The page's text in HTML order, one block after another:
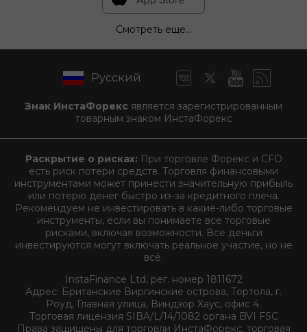
Смотреть еще...
Русский
Знак ИнстаФорекс является зарегистрированным
товарным знаком ИнстаФорекс
Раскрытие о рисках: При торговле Форекс и CFD
есть риск потери средств. Торговля финансовыми
инструментами может принести значительную прибыль
или потерю денег быстро из-за кредитного плеча.
Рекомендуем не инвестировать в какие-либо торговые
инструменты, если вы понимаете все торговые
рисками, включая возможности. Все деньги
инвестируются могут включать реальное участие, но не
всё.
InstaFinance Ltd, рег. номер 1811672
Адрес: Британские Виргинские острова, Тортола, г.
Роуд, Главная улица, Виндзор Хаус, офис 4.
Торговая лицензия SIBA/L/14/1082 органа BVI FSC
Права защищены для торговли ИнстаФорекс, торговая